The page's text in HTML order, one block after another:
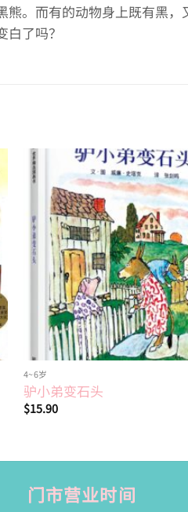
。而有的动物身上既有黑
了吗？
4~6岁
驴小弟变石头
$15.90
门市营业时间